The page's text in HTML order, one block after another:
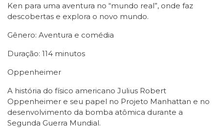
Ken para uma aventura no “mundo real”, onde faz
descobertas e explora o novo mundo.
Gênero: Aventura e comédia
Duração: 114 minutos
Oppenheimer
A história do físico americano Julius Robert
Oppenheimer e seu papel no Projeto Manhattan e no
desenvolvimento da bomba atômica durante a
Segunda Guerra Mundial.